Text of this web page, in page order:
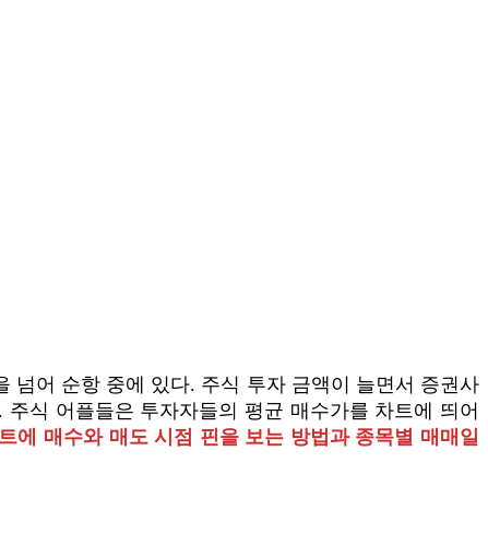
넘어 순항 중에 있다. 주식 투자 금액이 늘면서 증권사
식 어플들은 투자자들의 평균 매수가를 차트에 띄어
에 매수와 매도 시점 핀을 보는 방법과 종목별 매매일